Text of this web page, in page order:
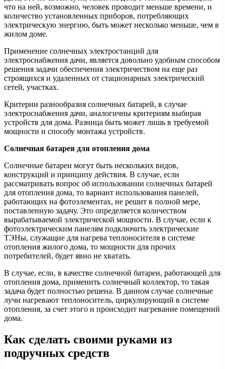
что на ней, возможно, человек проводит меньше времени, и
количество установленных приборов, потребляющих
электрическую энергию, быть может несколько меньше, чем в
жилом доме.
Применение солнечных электростанций для
электроснабжения дачи, является довольно удобным способом
решения задачи обеспечения электричеством на еще раз
строящихся и удаленных от стационарных электрический
сетей, участках.
Критерии разнообразия солнечных батарей, в случае
электроснабжения дачи, аналогичны критериям выбирая
устройств для дома. Разница быть может лишь в требуемой
мощности и способу монтажа устройств.
Солнечная батарея для отопления дома
Солнечные батареи могут быть нескольких видов,
конструкций и принципу действия. В случае, если
рассматривать вопрос об использовании солнечных батарей
для отопления дома, то вариант использования панелей,
работающих на фотоэлементах, не решит в полной мере,
поставленную задачу. Это определяется количеством
вырабатываемой электрической мощности. В случае, если к
фотоэлектрическим панелям подключить электрические
ТЭНы, служащие для нагрева теплоносителя в системе
отопления жилого дома, то мощности для прочих
потребителей, будет явно не хватать.
В случае, если, в качестве солнечной батареи, работающей для
отопления дома, применить солнечный коллектор, то такая
задача будет полностью решена. В данном случае солнечные
лучи нагревают теплоноситель, циркулирующий в системе
отопления, за счет этого и происходит нагревание помещений
дома.
Как сделать своими руками из
подручных средств